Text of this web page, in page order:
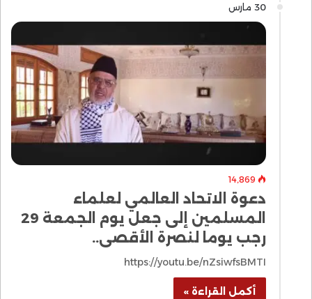
30 مارس
14٬869
دعوة الاتحاد العالمي لعلماء
المسلمين إلى جعل يوم الجمعة 29
رجب يوما لنصرة الأقصى..
https://youtu.be/nZsiwfsBMTI
أكمل القراءة »